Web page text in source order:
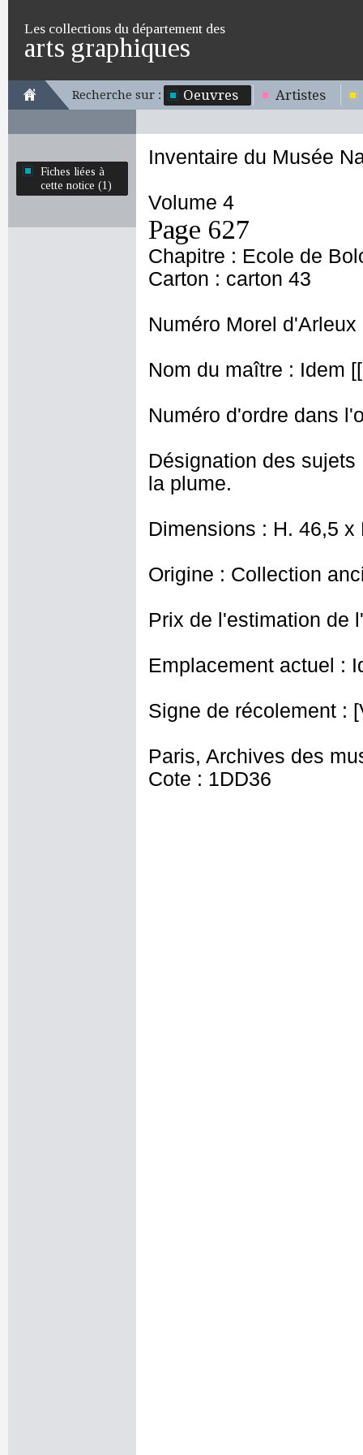
Les collections du département des
arts graphiques
Recherche sur : Oeuvres Artistes
Fiches liées à
cette notice (1)
Inventaire du Musée
Volume 4
Page 627
Chapitre : Ecole de
Carton : carton 43
Numéro Morel d'Arleux
Nom du maître : Idem
Numéro d'ordre dans
Désignation des
la plume.
Dimensions : H. 46,5 x
Origine : Collection
Prix de l'estimation de
Emplacement actuel :
Signe de récolement :
Paris, Archives des
Cote : 1DD36